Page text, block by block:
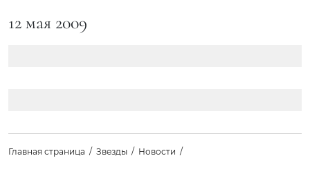
12 мая 2009
Главная страница Звезды Новости